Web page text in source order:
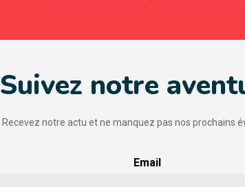
Suivez notre
Recevez notre actu et ne manquez pas nos prochains
Email